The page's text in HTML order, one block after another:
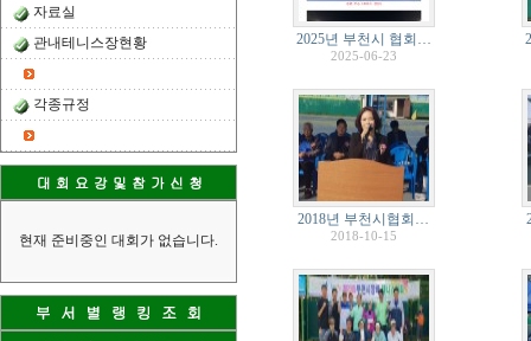
자료실
관내테니스장현황
각종규정
현재 준비중인 대회가 없습니다.
2025년 부천시 협회…
2025-06-23
2018년 부천시협회…
2018-10-15